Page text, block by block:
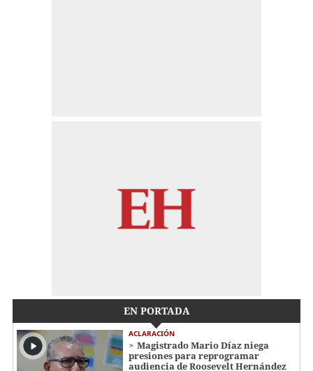
EN PORTADA
ACLARACIÓN
Magistrado Mario Díaz niega
presiones para reprogramar
audiencia de Roosevelt Hernández